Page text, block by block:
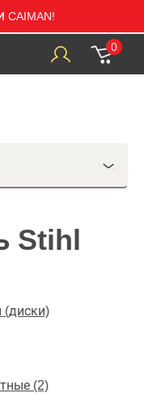
0
Stihl
(диски)
(2)